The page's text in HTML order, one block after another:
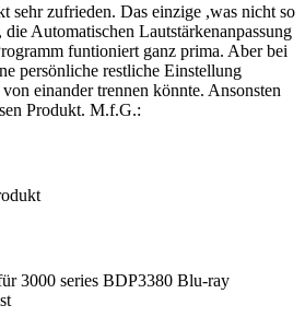
sehr zufrieden. Das einzige ,was nicht so
Automatischen Lautstärkenanpassung
funtioniert ganz prima. Aber bei
persönliche restliche Einstellung
einander trennen könnte. Ansonsten
Produkt. M.f.G.:
3000 series BDP3380 Blu-ray